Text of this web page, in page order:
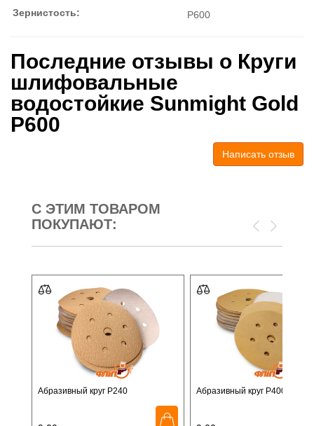
Зернистость: P600
Последние отзывы о Круги
шлифовальные
водостойкие Sunmight Gold
P600
Написать отзыв
С ЭТИМ ТОВАРОМ
ПОКУПАЮТ:
Абразивный круг P240 Абразивный круг P400